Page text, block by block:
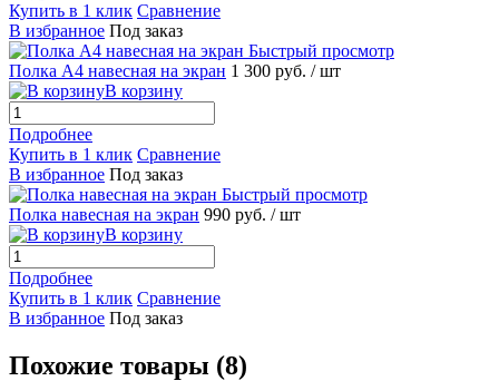
Купить в 1 клик Сравнение
В избранное Под заказ
Быстрый просмотр
Полка А4 навесная на экран 1 300 руб. / шт
В корзину
Подробнее
Купить в 1 клик Сравнение
В избранное Под заказ
Быстрый просмотр
Полка навесная на экран 990 руб. / шт
В корзину
Подробнее
Купить в 1 клик Сравнение
В избранное Под заказ
Похожие товары (8)